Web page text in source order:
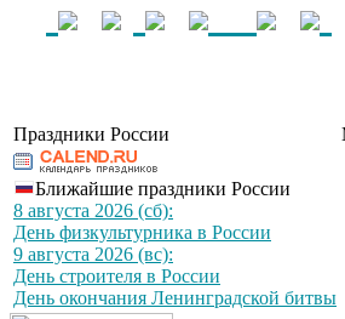
Праздники России
Ближайшие праздники России
8 августа 2026 (сб):
День физкультурника в России
9 августа 2026 (вс):
День строителя в России
День окончания Ленинградской битвы